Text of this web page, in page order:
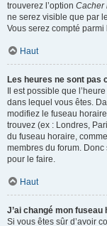
trouverez l’option Cacher
ne serez visible que par
Vous serez compté
Haut
Les heures ne sont pas
Il est possible que
dans lequel vous êtes.
modifiez le fuseau
trouvez (ex : Londres,
du fuseau horaire,
membres du forum. Donc
pour le faire.
Haut
J’ai changé mon
Si vous êtes sûr d’avoir